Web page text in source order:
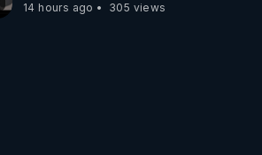
14 hours ago
305 views